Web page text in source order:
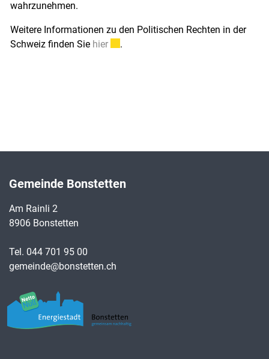
wahrzunehmen.
Weitere Informationen zu den Politischen Rechten in der
Schweiz finden Sie hierExterner Link wird in einem neuen
.
Gemeinde Bonstetten
Am Rainli 2
8906 Bonstetten
Tel. 044 701 95 00
gemeinde@bonstetten.ch